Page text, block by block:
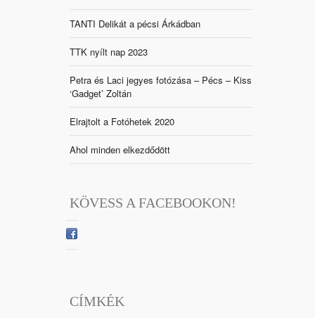
TANTI Delikát a pécsi Árkádban
TTK nyílt nap 2023
Petra és Laci jegyes fotózása – Pécs – Kiss
‘Gadget’ Zoltán
Elrajtolt a Fotóhetek 2020
Ahol minden elkezdődött
KÖVESS A FACEBOOKON!
CÍMKÉK